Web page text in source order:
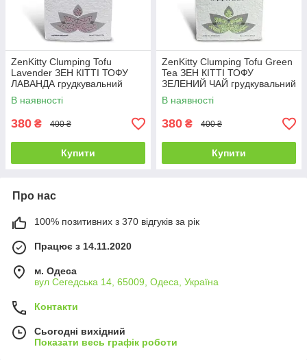
ZenKitty Clumping Tofu
Lavender ЗЕН КІТТІ ТОФУ
ЛАВАНДА грудкувальний
наповнювач для котячого
туалету - 5,5 л / 2,5 кг
В наявності
380 ₴ 400 ₴
Купити
ZenKitty Clumping Tofu Green
Tea ЗЕН КІТТІ ТОФУ
ЗЕЛЕНИЙ ЧАЙ грудкувальний
наповнювач для котячого
туалету - 5,5 л / 2,5 кг
В наявності
380 ₴ 400 ₴
Купити
Про нас
100% позитивних з 370 відгуків за рік
Працює з 14.11.2020
м. Одеса
вул Сегедська 14, 65009, Одеса, Україна
Контакти
Сьогодні вихідний
Показати весь графік роботи